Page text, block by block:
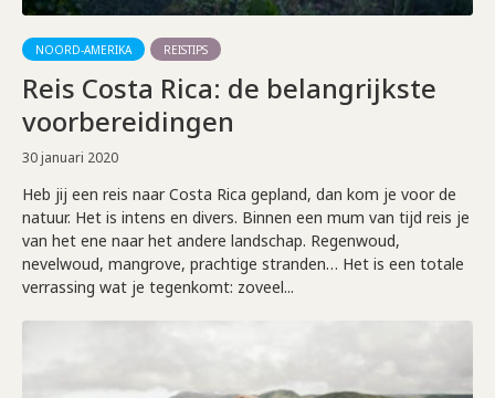
NOORD-AMERIKA REISTIPS
Reis Costa Rica: de belangrijkste
voorbereidingen
30 januari 2020
Heb jij een reis naar Costa Rica gepland, dan kom je voor de
natuur. Het is intens en divers. Binnen een mum van tijd reis je
van het ene naar het andere landschap. Regenwoud,
nevelwoud, mangrove, prachtige stranden… Het is een totale
verrassing wat je tegenkomt: zoveel...